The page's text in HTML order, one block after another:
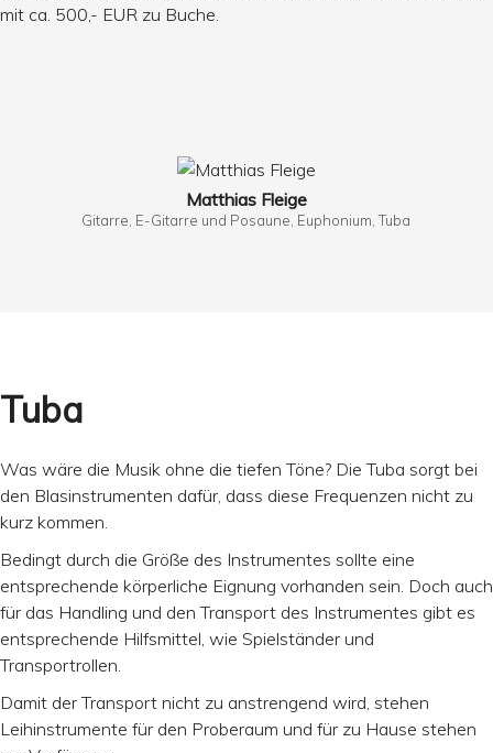
mit ca. 500,- EUR zu Buche.
Matthias Fleige
Gitarre, E-Gitarre und Posaune, Euphonium, Tuba
Tuba
Was wäre die Musik ohne die tiefen Töne? Die Tuba sorgt bei
den Blasinstrumenten dafür, dass diese Frequenzen nicht zu
kurz kommen.
Bedingt durch die Größe des Instrumentes sollte eine
entsprechende körperliche Eignung vorhanden sein. Doch auch
für das Handling und den Transport des Instrumentes gibt es
entsprechende Hilfsmittel, wie Spielständer und
Transportrollen.
Damit der Transport nicht zu anstrengend wird, stehen
Leihinstrumente für den Proberaum und für zu Hause stehen